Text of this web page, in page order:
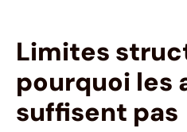
Limites
pourquoi les
suffisent pas